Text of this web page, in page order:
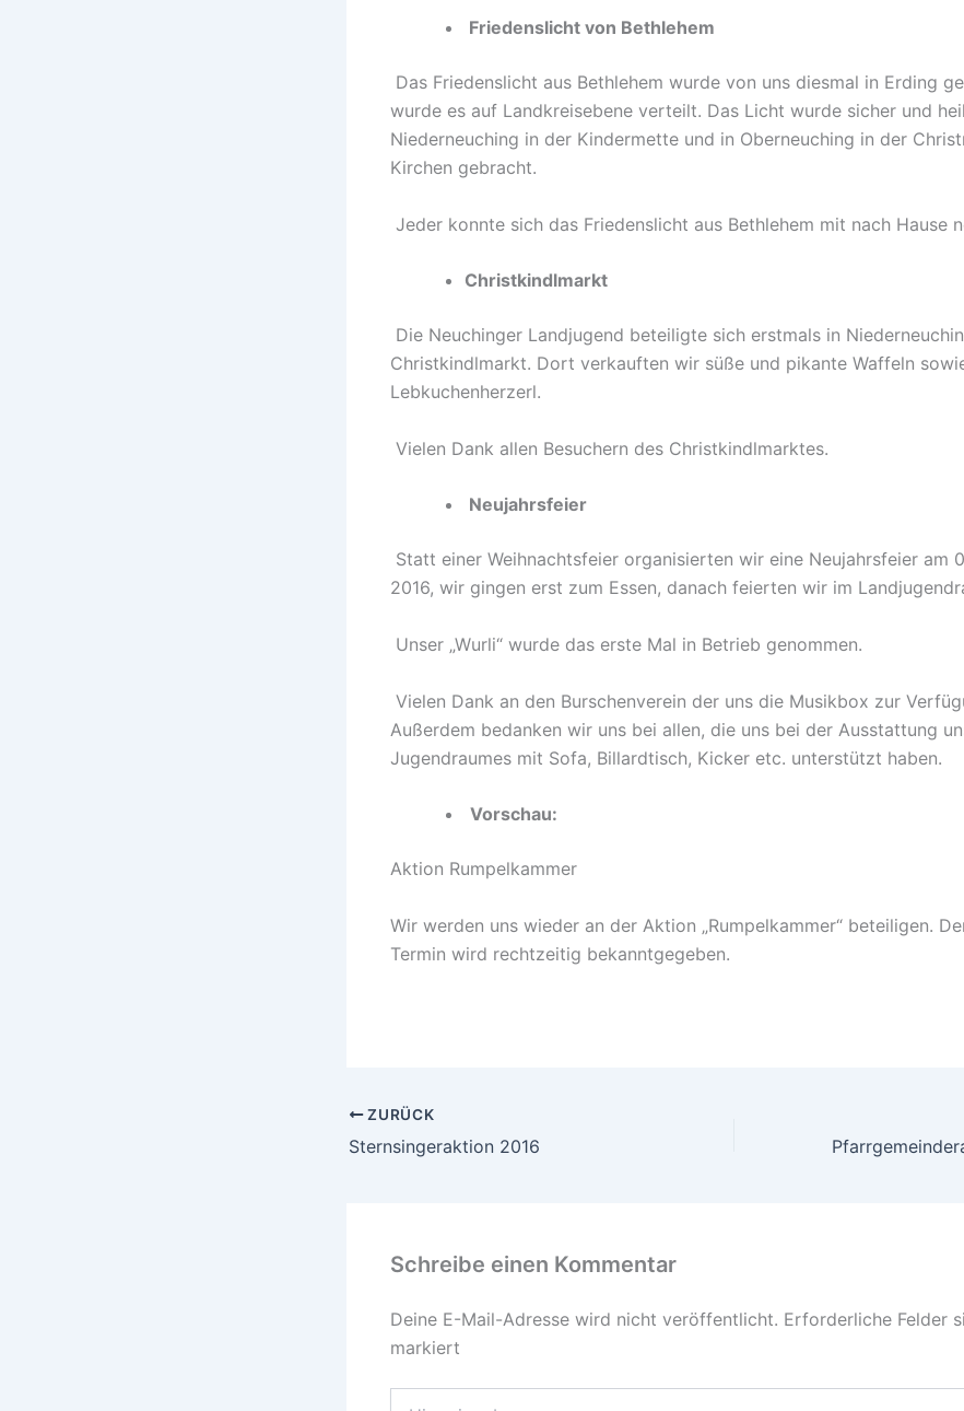
Friedenslicht von Bethlehem
Das Friedenslicht aus Bethlehem wurde von uns diesmal in Erding
wurde es auf Landkreisebene verteilt. Das Licht wurde sicher und
Niederneuching in der Kindermette und in Oberneuching in der
Kirchen gebracht.
Jeder konnte sich das Friedenslicht aus Bethlehem mit nach Hause
Christkindlmarkt
Die Neuchinger Landjugend beteiligte sich erstmals in
Christkindlmarkt. Dort verkauften wir süße und pikante Waffeln
Lebkuchenherzerl.
Vielen Dank allen Besuchern des Christkindl­marktes.
Neujahrsfeier
Statt einer Weihnachtsfeier organisierten wir eine Neujahrsfeier am
2016, wir gingen erst zum Essen, danach feierten wir im
Unser „Wurli“ wurde das erste Mal in Betrieb genommen.
Vielen Dank an den Burschenverein der uns die Musikbox zur
Außerdem bedanken wir uns bei allen, die uns bei der Ausstattung
Jugendraumes mit Sofa, Billardtisch, Kicker etc. unterstützt haben.
Vorschau:
Aktion Rumpelkammer
Wir werden uns wieder an der Aktion „Rumpelkammer“ beteiligen.
Termin wird rechtzeitig bekanntgegeben.
ZURÜCK
Sternsingeraktion 2016
Schreibe einen Kommentar
Deine E-Mail-Adresse wird nicht veröffentlicht. Erforderliche Felder
markiert